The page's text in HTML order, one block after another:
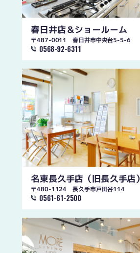
春日井店＆ショールーム
〒487-0011 春日井市中央台5-5-6
0568-92-6311
名東長久手店 （旧長久手店）
〒480-1124 長久手市戸田谷114
0561-61-2500